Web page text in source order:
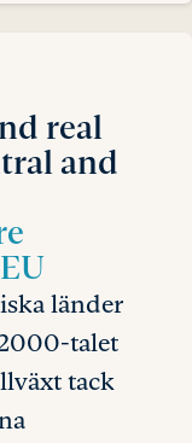
real
and
länder
talet
tack